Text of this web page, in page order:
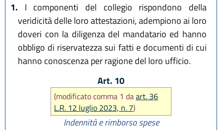
1. I componenti del collegio rispondono della
veridicità delle loro attestazioni, adempiono ai loro
doveri con la diligenza del mandatario ed hanno
obbligo di riservatezza sui fatti e documenti di cui
hanno conoscenza per ragione del loro ufficio.
Art. 10
(modificato comma 1 daart. 36
L.R. 12 luglio 2023, n. 7)
Indennità e rimborso spese